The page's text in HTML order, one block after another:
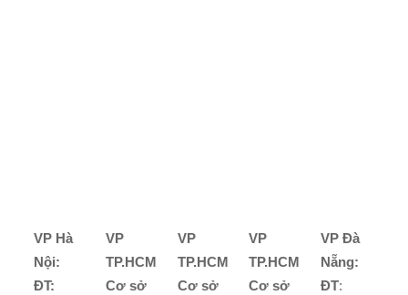
VP Hà
Nội:
ĐT:
VP
TP.HCM
Cơ sở
VP
TP.HCM
Cơ sở
VP
TP.HCM
Cơ sở
VP Đà
Nẵng:
ĐT: